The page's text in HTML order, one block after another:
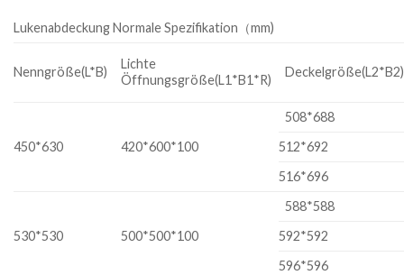
Lukenabdeckung Normale Spezifikation（mm)
Nenngröße(L*B)
Lichte
Öffnungsgröße(L1*B1*R)
Deckelgröße(L2*B2)
450*630 420*600*100
508*688
512*692
516*696
530*530 500*500*100
588*588
592*592
596*596